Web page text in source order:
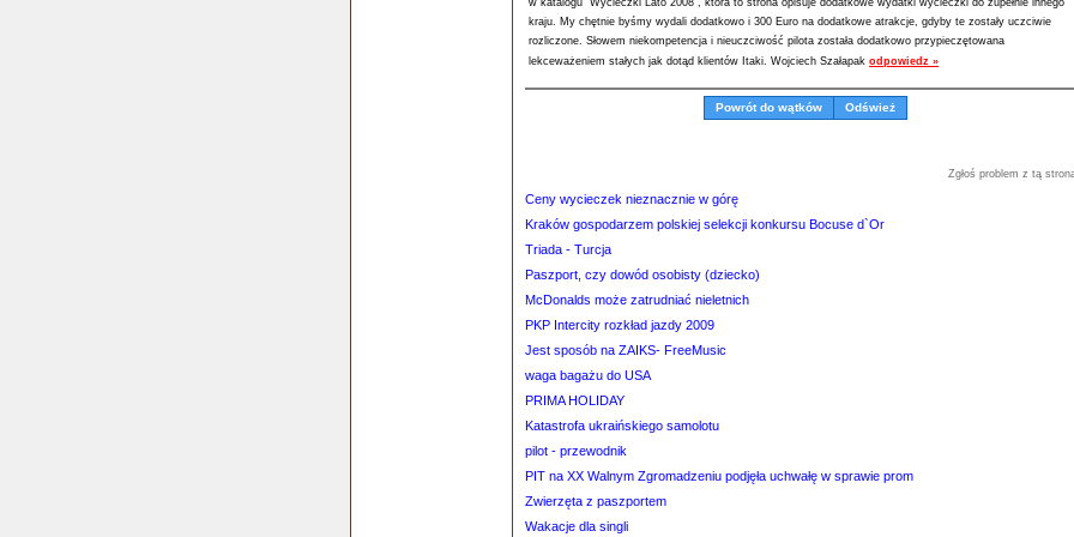
w katalogu "Wycieczki Lato 2008", która to strona opisuje dodatkowe wydatki wycieczki do zupełnie innego
kraju. My chętnie byśmy wydali dodatkowo i 300 Euro na dodatkowe atrakcje, gdyby te zostały uczciwie
rozliczone. Słowem niekompetencja i nieuczciwość pilota została dodatkowo przypieczętowana
lekceważeniem stałych jak dotąd klientów Itaki. Wojciech Szałapak odpowiedz »
Powrót do wątków Odśwież
Zgłoś problem z tą
Ceny wycieczek nieznacznie w górę
Kraków gospodarzem polskiej selekcji konkursu Bocuse d`Or
Triada - Turcja
Paszport, czy dowód osobisty (dziecko)
McDonalds może zatrudniać nieletnich
PKP Intercity rozkład jazdy 2009
Jest sposób na ZAIKS- FreeMusic
waga bagażu do USA
PRIMA HOLIDAY
Katastrofa ukraińskiego samolotu
pilot - przewodnik
PIT na XX Walnym Zgromadzeniu podjęła uchwałę w sprawie prom
Zwierzęta z paszportem
Wakacje dla singli